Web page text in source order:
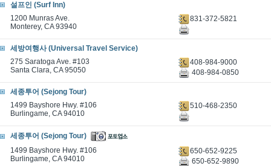
설프인 (Surf Inn)
1200 Munras Ave.
Monterey, CA 93940
831-372-5821
세방여행사 (Universal Travel Service)
275 Saratoga Ave. #103
Santa Clara, CA 95050
408-984-9000
408-984-0850
세종투어 (Sejong Tour)
1499 Bayshore Hwy. #106
Burlingame, CA 94010
510-468-2350
세종투어 (Sejong Tour)
1499 Bayshore Hwy. #106
Burlingame, CA 94010
650-652-9225
650-652-9890